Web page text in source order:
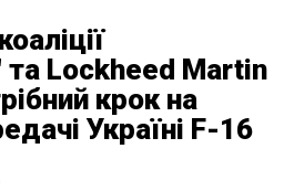
та Lockheed Martin
крок на
Україні F-16